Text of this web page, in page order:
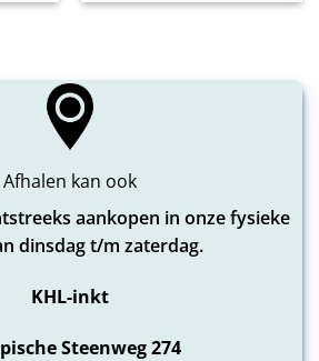
Afhalen kan ook
aankopen in onze fysieke
dinsdag t/m zaterdag.
KHL-inkt
Steenweg 274